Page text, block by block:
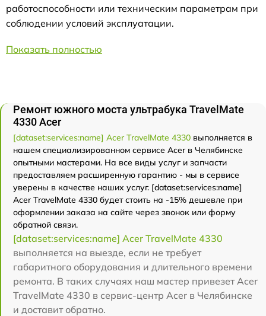
работоспособности или техническим параметрам при
соблюдении условий эксплуатации.
Показать полностью
Ремонт южного моста ультрабука TravelMate
4330 Acer
[dataset:services:name] Acer TravelMate 4330 выполняется в
нашем специализированном сервисе Acer в Челябинске
опытными мастерами. На все виды услуг и запчасти
предоставляем расширенную гарантию - мы в сервисе
уверены в качестве наших услуг. [dataset:services:name]
Acer TravelMate 4330 будет стоить на -15% дешевле при
оформлении заказа на сайте через звонок или форму
обратной связи.
[dataset:services:name] Acer TravelMate 4330
выполняется на выезде, если не требует
габаритного оборудования и длительного времени
ремонта. В таких случаях наш мастер привезет Acer
TravelMate 4330 в сервис-центр Acer в Челябинске
и доставит обратно.